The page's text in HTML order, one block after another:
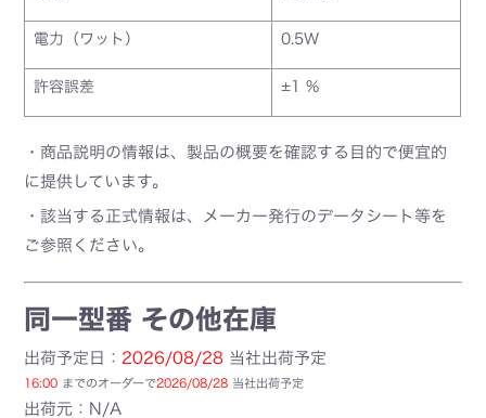
電力（ワット） 0.5W
許容誤差 ±1 %
・商品説明の情報は、製品の概要を確認する目的で便宜的
に提供しています。
・該当する正式情報は、メーカー発行のデータシート等を
ご参照ください。
同一型番 その他在庫
出荷予定日： 2026/08/28 当社出荷予定
16:00 までのオーダーで2026/08/28 当社出荷予定
出荷元：N/A